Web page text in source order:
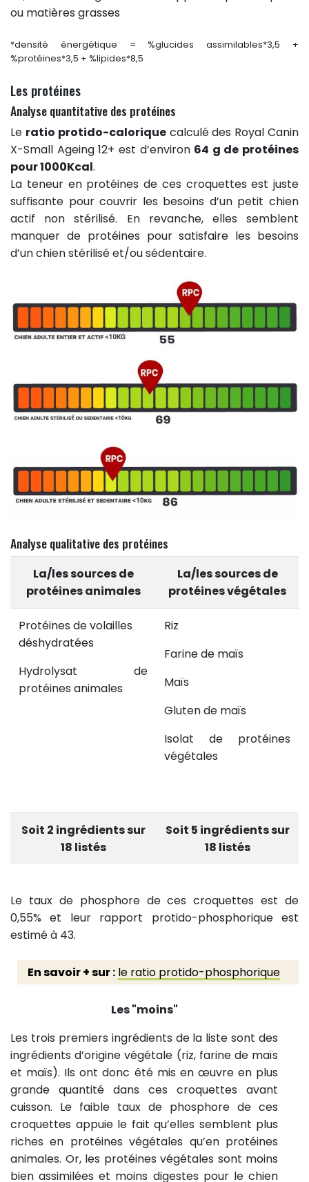
ou matières grasses
*densité énergétique = %glucides assimilables*3,5 +
%protéines*3,5 + %lipides*8,5
Les protéines
Analyse quantitative des protéines
Le ratio protido-caloriquecalculé des Royal Canin
X-Small Ageing 12+ est d’environ 64 g de protéines
pour 1000Kcal.
La teneur en protéines de ces croquettes est juste
suffisante pour couvrir les besoins d’un petit chien
actif non stérilisé. En revanche, elles semblent
manquer de protéines pour satisfaire les besoins
d’un chien stérilisé et/ou sédentaire.
Analyse qualitative des protéines
La/les sources de
protéines animales
La/les sources de
protéines végétales
Protéines de volailles
déshydratées
Hydrolysat de
protéines animales
Riz
Farine de maïs
Maïs
Gluten de maïs
Isolat de protéines
végétales
Soit 2 ingrédients sur
18 listés
Soit 5 ingrédients sur
18 listés
Le taux de phosphore de ces croquettes est de
0,55% et leur rapport protido-phosphorique est
estimé à 43.
En savoir + sur : le ratio protido-phosphorique
Les "moins"
Les trois premiers ingrédients de la liste sont des
ingrédients d’origine végétale (riz, farine de maïs
et maïs). Ils ont donc été mis en œuvre en plus
grande quantité dans ces croquettes avant
cuisson. Le faible taux de phosphore de ces
croquettes appuie le fait qu’elles semblent plus
riches en protéines végétales qu’en protéines
animales. Or, les protéines végétales sont moins
bien assimilées et moins digestes pour le chien